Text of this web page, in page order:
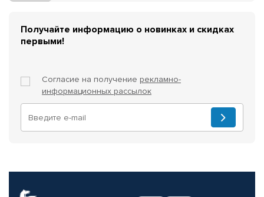
Получайте информацию о новинках и скидках
первыми!
Согласие на получение рекламно-
информационных рассылок